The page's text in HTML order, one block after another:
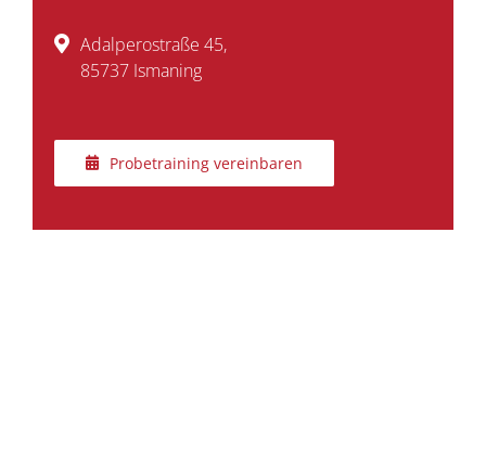
Adalperostraße 45,
85737 Ismaning
Probetraining vereinbaren